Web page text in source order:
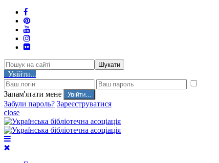
Шукати
Увійти...
Запам'ятати мене
Забули пароль? Зареєструватися
close